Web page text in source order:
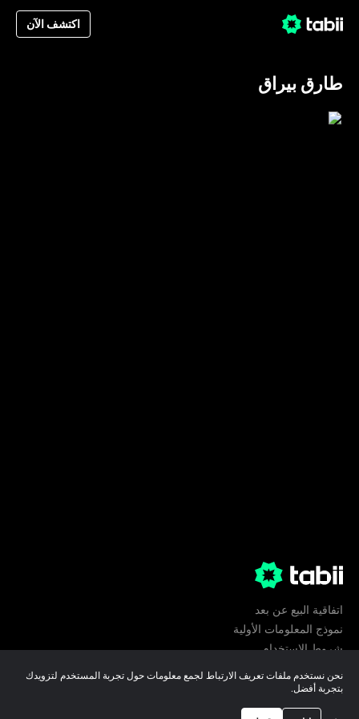
اكتشف الآن
طارق بيراق
اتفاقية البيع عن بعد
نموذج المعلومات الأولية
شروط الإستخدام
تفضيلات ملفات تعريف الارتباط
نحن نستخدم ملفات تعريف الارتباط لجمع معلومات حول تجربة المستخدم لتزويدك
بتجربة أفضل.